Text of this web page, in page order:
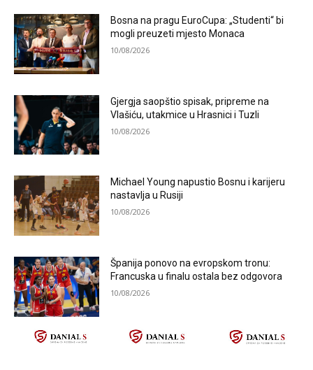
Bosna na pragu EuroCupa: „Studenti“ bi
mogli preuzeti mjesto Monaca
10/08/2026
Gjergja saopštio spisak, pripreme na
Vlašiću, utakmice u Hrasnici i Tuzli
10/08/2026
Michael Young napustio Bosnu i karijeru
nastavlja u Rusiji
10/08/2026
Španija ponovo na evropskom tronu:
Francuska u finalu ostala bez odgovora
10/08/2026